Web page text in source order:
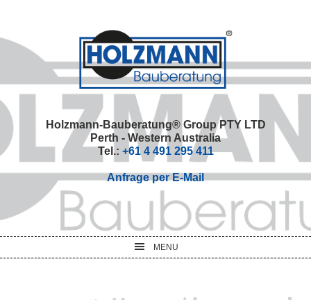
primary
navigation
main
primary
footer
Holzmann-Bauberatung® Group PTY LTD
Perth - Western Australia
Tel.: +61 4 491 295 411
Anfrage per E-Mail
MENU